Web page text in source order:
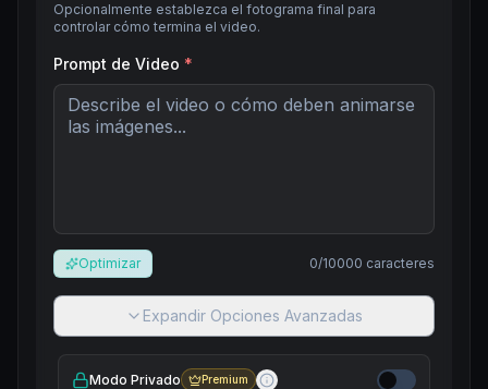
Opcionalmente establezca el fotograma final para
controlar cómo termina el video.
Prompt de Video *
Optimizar 0/10000 caracteres
Expandir Opciones Avanzadas
Modo Privado Premium